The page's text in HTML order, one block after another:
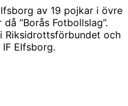
av 19 pojkar i övre
”Borås Fotbollslag”.
Riksidrottsförbundet och
Elfsborg.